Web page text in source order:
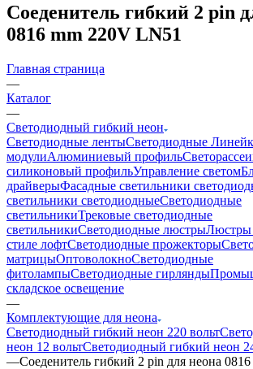
Соеденитель гибкий 2 pin
0816 mm 220V LN51
Главная страница
—
Каталог
—
Светодиодный гибкий неон
Светодиодные лентыСветодиодные
модулиАлюминиевый профиль
силиконовый профильУправление светом
драйверыФасадные светильники
светильники светодиодныеСветодиодные
светильникиТрековые светодиодные
светильникиСветодиодные люстрыЛюстры
стиле лофтСветодиодные прожекторы
матрицыОптоволокноСветодиодные
фитолампыСветодиодные гирлянды
складское освещение
—
Комплектующие для неона
Светодиодный гибкий неон 220 вольт
неон 12 вольтСветодиодный гибкий неон
—Соеденитель гибкий 2 pin для неона